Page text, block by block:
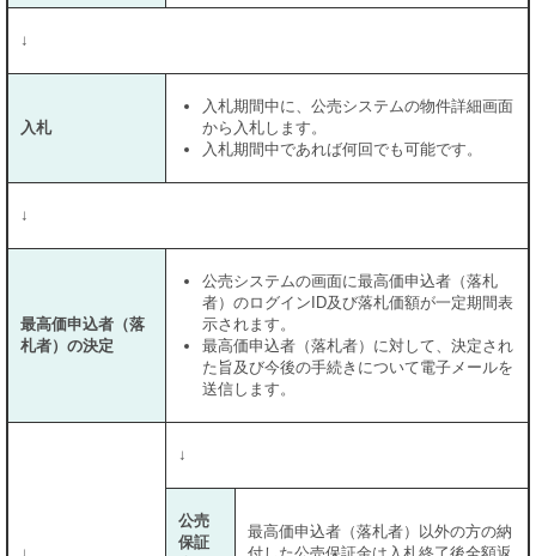
↓
入札
入札期間中に、公売システムの物件詳細画面
から入札します。
入札期間中であれば何回でも可能です。
↓
最高価申込者（落
札者）の決定
公売システムの画面に最高価申込者（落札
者）のログインID及び落札価額が一定期間表
示されます。
最高価申込者（落札者）に対して、決定され
た旨及び今後の手続きについて電子メールを
送信します。
↓
公売
保証
最高価申込者（落札者）以外の方の納